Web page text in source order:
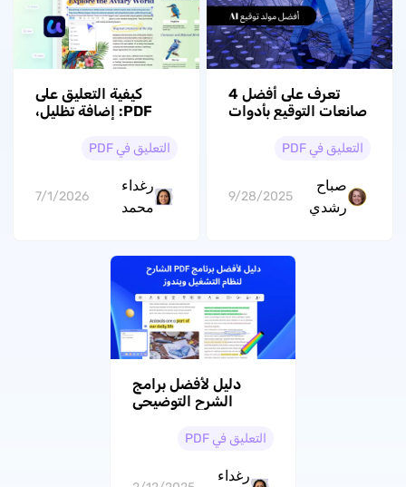
تعرف على أفضل 4
صانعات التوقيع بأدوات
التعليق في PDF
صباح
رشدي
9/28/2025
كيفية التعليق على
PDF: إضافة تظليل،
التعليق في PDF
رغداء
محمد
7/1/2026
دليل لأفضل برامج
الشرح التوضيحي
التعليق في PDF
رغداء